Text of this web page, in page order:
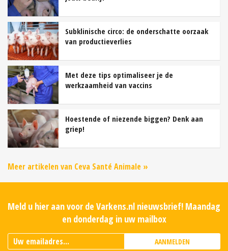
Subklinische circo: de onderschatte oorzaak
van productieverlies
Met deze tips optimaliseer je de
werkzaamheid van vaccins
Hoestende of niezende biggen? Denk aan
griep!
Meer artikelen van Ceva Santé Animale »
Meld u hier aan voor de Varkens.nl nieuwsbrief! Maandag
en donderdag in uw mailbox
AANMELDEN